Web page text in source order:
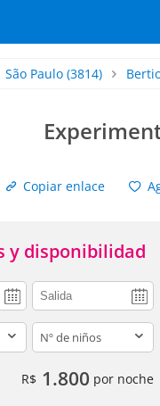
São Paulo(3814)
Copiar enlace
y disponibilidad
children
R$ 1.800 por noche